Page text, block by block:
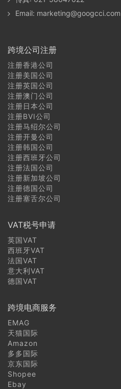
约旦商标注册常见问题
以色列商标注册常见问题
巴勒斯坦商标注册常见问题
沙特阿拉伯商标注册常见问题
巴林商标注册常见问题
卡塔尔商标注册常见问题
科威特商标注册常见问题
阿拉伯联合酋长国（阿联酋）
也门商标注册常见问题
格鲁吉亚商标注册常见问题
亚美尼亚商标注册常见问题
阿塞拜疆商标注册常见问题
土耳其商标注册常见问题
塞浦路斯商标注册常见问题
芬兰商标注册常见问题
Email: marketing@googcci.com
跨境公司注册
注册香港公司
注册美国公司
注册英国公司
注册澳门公司
注册日本公司
注册BVI公司
注册马绍尔公司
注册开曼公司
注册韩国公司
注册西班牙公司
注册法国公司
注册新加坡公司
注册德国公司
注册塞舌尔公司
VAT税号申请
英国VAT
西班牙VAT
法国VAT
意大利VAT
德国VAT
跨境电商服务
EMAG
天猫国际
Amazon
多多国际
京东国际
Shopee
Ebay